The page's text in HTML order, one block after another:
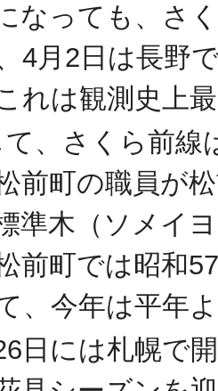
なっても、さ
4月2日は長野
れは観測史上
、さくら前線
前町の職員が
準木（ソメイ
前町では昭和
、今年は平年
日には札幌で